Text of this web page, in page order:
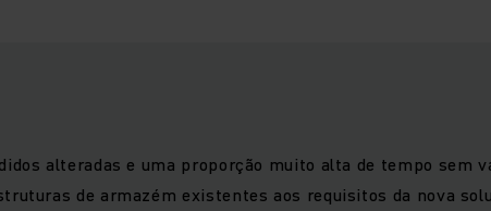
alteradas e uma proporção muito alta de tempo sem
de armazém existentes aos requisitos da nova